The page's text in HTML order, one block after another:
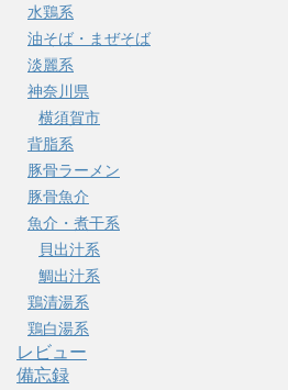
水鶏系
油そば・まぜそば
淡麗系
神奈川県
横須賀市
背脂系
豚骨ラーメン
豚骨魚介
魚介・煮干系
貝出汁系
鯛出汁系
鶏清湯系
鶏白湯系
レビュー
備忘録